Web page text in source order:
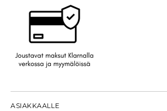
ASIAKKAALLE